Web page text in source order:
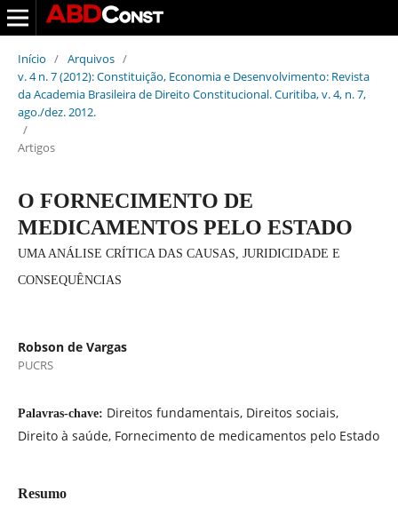
Início / Arquivos /
v. 4 n. 7 (2012): Constituição, Economia e Desenvolvimento: Revista
da Academia Brasileira de Direito Constitucional. Curitiba, v. 4, n. 7,
ago./dez. 2012.
/
Artigos
O FORNECIMENTO DE
MEDICAMENTOS PELO ESTADO
UMA ANÁLISE CRÍTICA DAS CAUSAS, JURIDICIDADE E
CONSEQUÊNCIAS
Robson de Vargas
PUCRS
Palavras-chave: Direitos fundamentais, Direitos sociais,
Direito à saúde, Fornecimento de medicamentos pelo Estado
Resumo